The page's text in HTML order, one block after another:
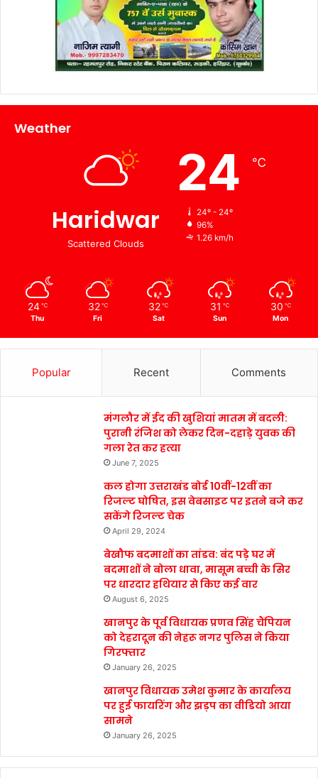
Weather
Haridwar
Scattered Clouds
24 ℃
24º - 24º
96%
1.26 km/h
24 ℃
Thu
32 ℃
Fri
32 ℃
Sat
31 ℃
Sun
30 ℃
Mon
Popular Recent Comments
मंगलौर में ईद की खुशियां मातम में बदली:
पुरानी रंजिश को लेकर दिन-दहाड़े युवक की
गला रेत कर हत्या
June 7, 2025
कल होगा उत्तराखंड बोर्ड 10वीं-12वीं का
रिजल्ट घोषित, इस वेबसाइट पर इतने बजे कर
सकेंगे रिजल्ट चेक
April 29, 2024
बेखौफ बदमाशों का तांडव: बंद पड़े घर में
बदमाशों ने बोला धावा, मासूम बच्ची के सिर
पर धारदार हथियार से किए कई वार
August 6, 2025
खानपुर के पूर्व विधायक प्रणव सिंह चैंपियन
को देहरादून की नेहरू नगर पुलिस ने किया
गिरफ्तार
January 26, 2025
खानपुर विधायक उमेश कुमार के कार्यालय
पर हुई फायरिंग और झड़प का वीडियो आया
सामने
January 26, 2025